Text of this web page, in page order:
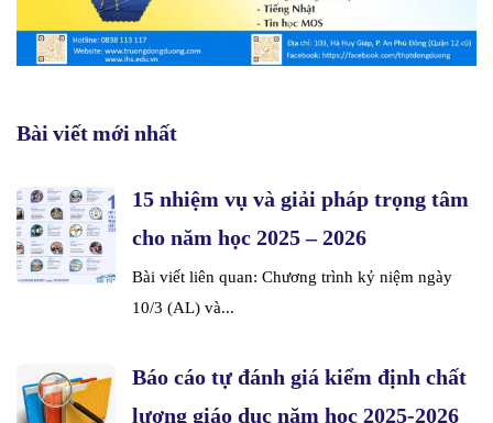
Bài viết mới nhất
15 nhiệm vụ và giải pháp trọng tâm
cho năm học 2025 – 2026
Bài viết liên quan: Chương trình kỷ niệm ngày
10/3 (AL) và...
Báo cáo tự đánh giá kiểm định chất
lượng giáo dục năm học 2025-2026